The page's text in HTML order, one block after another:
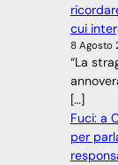
cui
8 Agosto
“La
[…]
Fuci: a
per